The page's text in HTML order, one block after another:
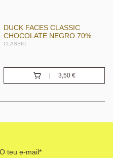
DUCK FACES CLASSIC
CHOCOLATE NEGRO 70%
CLASSIC
3,50 €
Your